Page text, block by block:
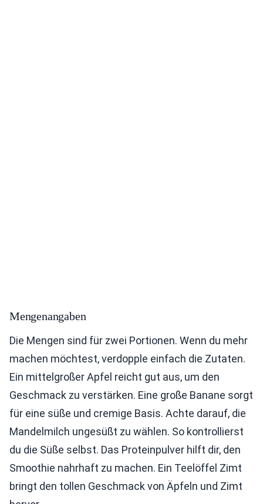
Mengenangaben
Die Mengen sind für zwei Portionen. Wenn du mehr
machen möchtest, verdopple einfach die Zutaten.
Ein mittelgroßer Apfel reicht gut aus, um den
Geschmack zu verstärken. Eine große Banane sorgt
für eine süße und cremige Basis. Achte darauf, die
Mandelmilch ungesüßt zu wählen. So kontrollierst
du die Süße selbst. Das Proteinpulver hilft dir, den
Smoothie nahrhaft zu machen. Ein Teelöffel Zimt
bringt den tollen Geschmack von Äpfeln und Zimt